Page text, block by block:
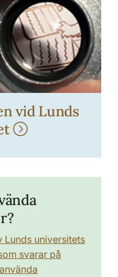
vid Lunds
Lunds universitets
svarar på